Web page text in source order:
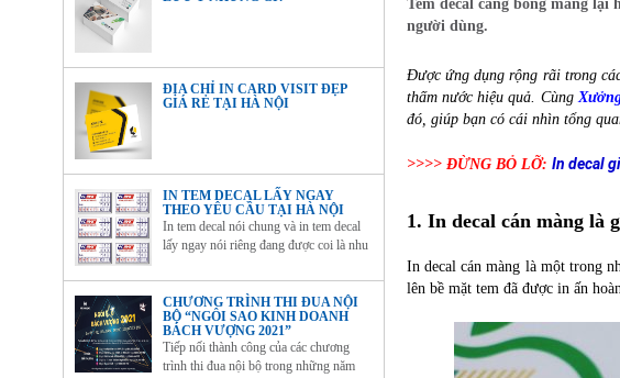
ĐỊA CHỈ IN CARD VISIT ĐẸP
GIÁ RẺ TẠI HÀ NỘI
IN TEM DECAL LẤY NGAY
THEO YÊU CẦU TẠI HÀ NỘI
In tem decal nói chung và in tem decal
lấy ngay nói riêng đang được coi là nhu
nghiệp. Bởi lẽ, hàng hóa lưu thông trên
thị trường cần phải có tem nhãn để
chứng minh nguồn gốc, xuất xứ và giúp
người tiêu...
CHƯƠNG TRÌNH THI ĐUA NỘI
BỘ “NGÔI SAO KINH DOANH
BÁCH VƯỢNG 2021”
Tiếp nối thành công của các chương
trình thi đua nội bộ trong những năm
Tem decal cáng bóng mang
người dùng.
Được ứng dụng rộng rãi trong
thấm nước hiệu quả. Cùng
đó, giúp bạn có cái nhìn tổng
>>>> ĐỪNG BỎ LỠ: In decal
1. In decal cán màng là
In decal cán màng là một trong
lên bề mặt tem đã được in ấn